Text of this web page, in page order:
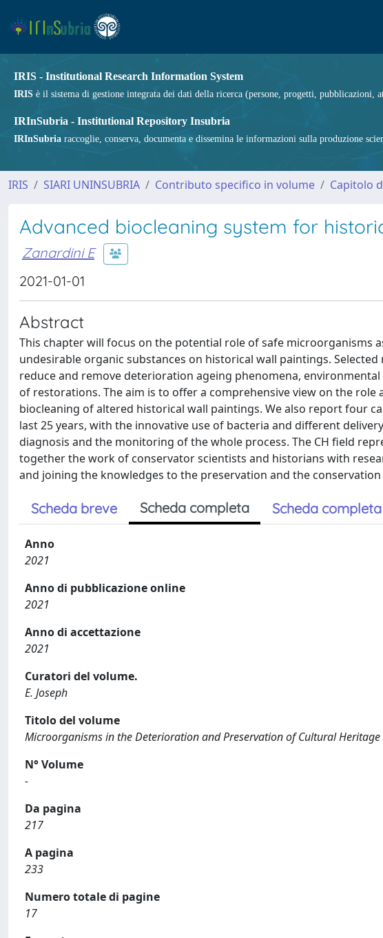
IRIS - Institutional Research Information System
IRIS è il sistema di gestione integrata dei dati della ricerca (persone, progetti,
IRInSubria - Institutional Repository Insubria
IRInSubria raccoglie, conserva, documenta e dissemina le informazioni sulla produzione
IRIS SIARI UNINSUBRIA Contributo specifico in volume Capitolo
Advanced biocleaning system for
Zanardini E
2021-01-01
Abstract
This chapter will focus on the potential role of safe microorganisms
undesirable organic substances on historical wall paintings.
reduce and remove deterioration ageing phenomena,
of restorations. The aim is to offer a comprehensive view on the
biocleaning of altered historical wall paintings. We also report four
last 25 years, with the innovative use of bacteria and different
diagnosis and the monitoring of the whole process. The CH field
together the work of conservator scientists and historians with
and joining the knowledges to the preservation and the
Scheda breve Scheda completa Scheda
Anno
2021
Anno di pubblicazione online
2021
Anno di accettazione
2021
Curatori del volume.
E. Joseph
Titolo del volume
Microorganisms in the Deterioration and Preservation of Cultural Heritage
N° Volume
-
Da pagina
217
A pagina
233
Numero totale di pagine
17